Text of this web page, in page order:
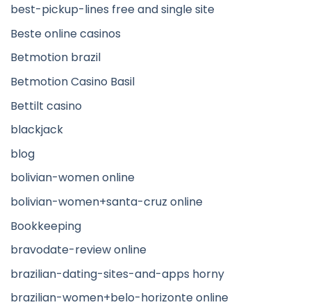
best-pickup-lines free and single site
Beste online casinos
Betmotion brazil
Betmotion Casino Basil
Bettilt casino
blackjack
blog
bolivian-women online
bolivian-women+santa-cruz online
Bookkeeping
bravodate-review online
brazilian-dating-sites-and-apps horny
brazilian-women+belo-horizonte online